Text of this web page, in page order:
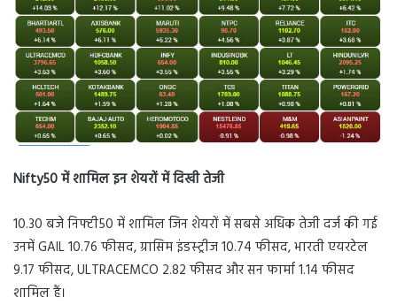
Nifty50 में शामिल इन शेयरों में दिखी तेजी
10.30 बजे निफ्टी50 में शामिल जिन शेयरों में सबसे अधिक तेजी दर्ज की गई
उनमें GAIL 10.76 फीसद, ग्रासिम इंडस्‍ट्रीज 10.74 फीसद, भारती एयरटेल
9.17 फीसद, ULTRACEMCO 2.82 फीसद और सन फार्मा 1.14 फीसद
शामिल हैं।